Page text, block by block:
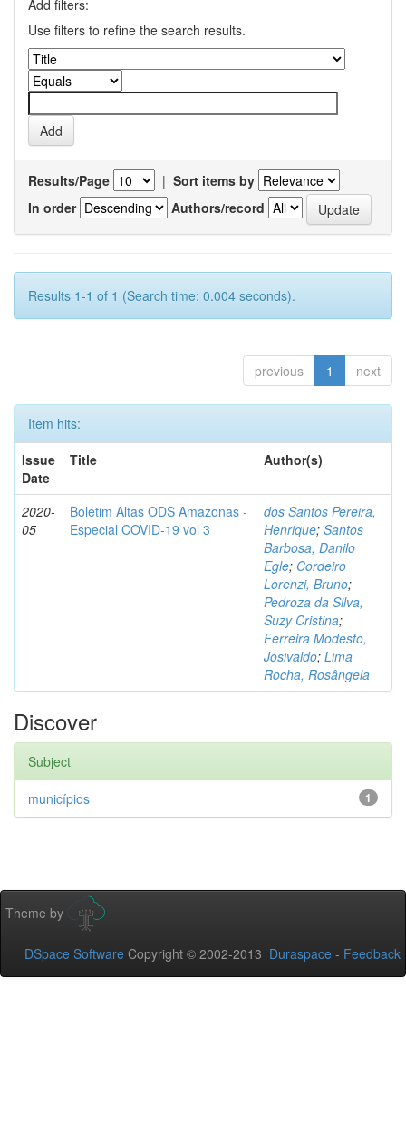
Add filters:
Use filters to refine the search results.
Results/Page | Sort items by
In order
Authors/record
Results 1-1 of 1 (Search time: 0.004 seconds).
previous 1 next
Item hits:
Issue
Date
Title Author(s)
2020-
05
Boletim Altas ODS Amazonas -
Especial COVID-19 vol 3
dos Santos Pereira,
Henrique; Santos
Barbosa, Danilo
Egle; Cordeiro
Lorenzi, Bruno;
Pedroza da Silva,
Suzy Cristina;
Ferreira Modesto,
Josivaldo; Lima
Rocha, Rosângela
Discover
Subject
1
municípios
Theme by
DSpace Software Copyright © 2002-2013 Duraspace - Feedback